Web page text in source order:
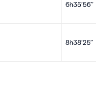
6h35’56’’
8h38’25‘’